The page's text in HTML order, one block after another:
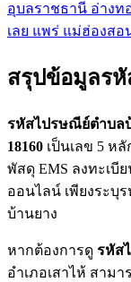
อุบลราชธานี อ่างท
เลย แพร่ แม่ฮ่องสอ
สรุปข้อมูลร
รหัสไปรษณีย์ตำบล
18160 เป็นเลข 5 ห
พัสดุ EMS ลงทะเบี
ออนไลน์ เพียงระบุ
บ้านยาง
หากต้องการดู รหัส
อำเภอเสาไห้ สาม